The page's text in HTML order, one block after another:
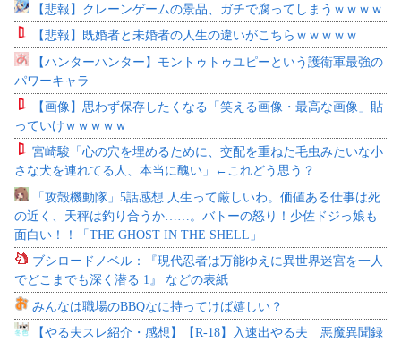
【悲報】クレーンゲームの景品、ガチで腐ってしまうｗｗｗｗ
【悲報】既婚者と未婚者の人生の違いがこちらｗｗｗｗｗ
【ハンターハンター】モントゥトゥユピーという護衛軍最強の
パワーキャラ
【画像】思わず保存したくなる「笑える画像・最高な画像」貼
っていけｗｗｗｗｗ
宮崎駿「心の穴を埋めるために、交配を重ねた毛虫みたいな小
さな犬を連れてる人、本当に醜い」←これどう思う？
「攻殻機動隊」5話感想 人生って厳しいわ。価値ある仕事は死
の近く、天秤は釣り合うか……。バトーの怒り！少佐ドジっ娘も
面白い！！「THE GHOST IN THE SHELL」
ブシロードノベル：『現代忍者は万能ゆえに異世界迷宮を一人
でどこまでも深く潜る 1』 などの表紙
みんなは職場のBBQなに持ってけば嬉しい？
【やる夫スレ紹介・感想】【R-18】入速出やる夫 悪魔異聞録